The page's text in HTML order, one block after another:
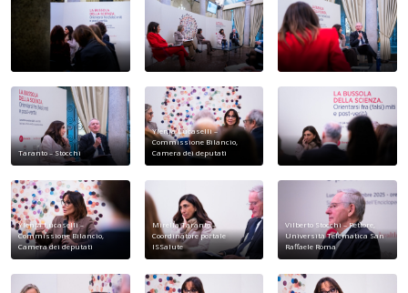
Taranto – Stocchi
Ylenja Lucaselli –
Commissione Bilancio,
Camera dei deputati
Ylenja Lucaselli –
Commissione Bilancio,
Camera dei deputati
Mirella Taranto –
Coordinatore portale
ISSalute
Vilberto Stocchi – Rettore,
Università Telematica San
Raffaele Roma